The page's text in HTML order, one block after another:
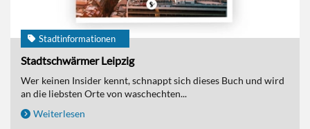
Stadtinformationen
Stadtschwärmer Leipzig
Wer keinen Insider kennt, schnappt sich dieses Buch und wird
an die liebsten Orte von waschechten...
Weiterlesen